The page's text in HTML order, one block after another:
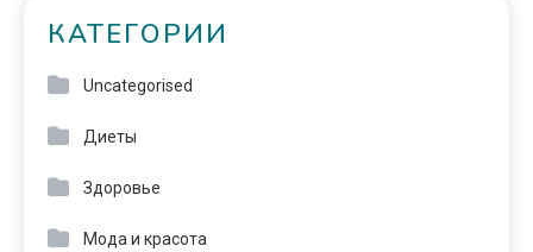
КАТЕГОРИИ
Uncategorised
Диеты
Здоровье
Мода и красота